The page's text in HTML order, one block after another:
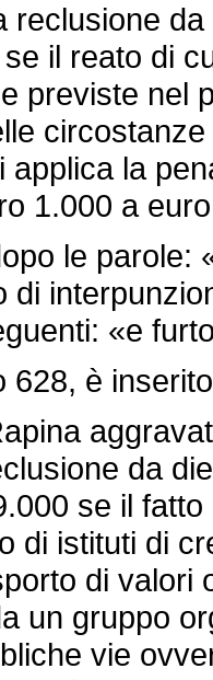
da
il reato di
previste nel
la
1.000 a
le parole:
di
«e
è
da
se il
di istituti di
di valori
un gruppo
vie